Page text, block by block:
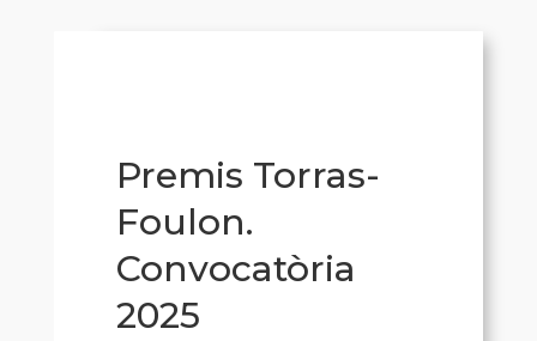
Premis Torras-
Foulon.
Convocatòria
2025